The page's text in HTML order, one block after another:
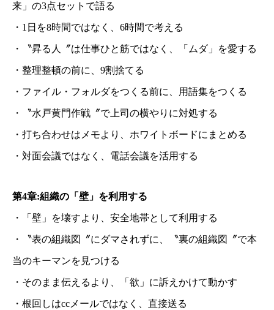
来」の3点セットで語る
・1日を8時間ではなく、6時間で考える
・〝昇る人〞は仕事ひと筋ではなく、「ムダ」を愛する
・整理整頓の前に、9割捨てる
・ファイル・フォルダをつくる前に、用語集をつくる
・〝水戸黄門作戦〞で上司の横やりに対処する
・打ち合わせはメモより、ホワイトボードにまとめる
・対面会議ではなく、電話会議を活用する
第4章:組織の「壁」を利用する
・「壁」を壊すより、安全地帯として利用する
・〝表の組織図〞にダマされずに、〝裏の組織図〞で本
当のキーマンを見つける
・そのまま伝えるより、「欲」に訴えかけて動かす
・根回しはccメールではなく、直接送る